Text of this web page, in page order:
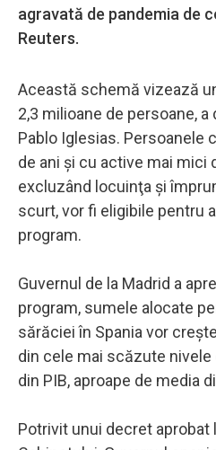
agravată de pandemia de
Reuters.
Această schemă vizează
2,3 milioane de persoane,
Pablo Iglesias. Persoanele
de ani şi cu active mai mici
excluzând locuinţa şi
scurt, vor fi eligibile pentru
program.
Guvernul de la Madrid a
program, sumele alocate
sărăciei în Spania vor
din cele mai scăzute nivele
din PIB, aproape de media
Potrivit unui decret aprobat